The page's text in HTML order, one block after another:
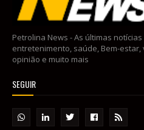
Petrolina News - As últimas
entretenimento, saúde, Bem-
opinião e muito mais
SEGUIR